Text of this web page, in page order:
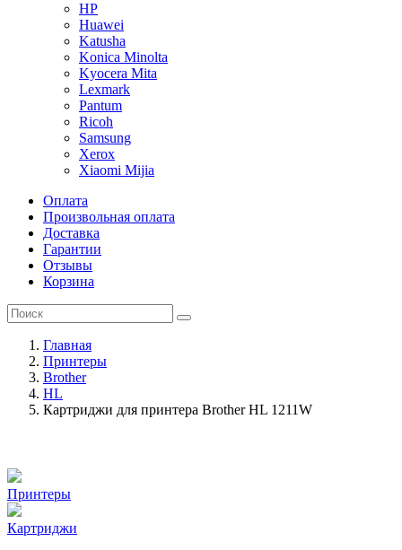
HP
Huawei
Katusha
Konica Minolta
Kyocera Mita
Lexmark
Pantum
Ricoh
Samsung
Xerox
Xiaomi Mijia
Оплата
Произвольная оплата
Доставка
Гарантии
Отзывы
Корзина
Главная
Принтеры
Brother
HL
Картриджи для принтера Brother HL 1211W
Принтеры
Картриджи